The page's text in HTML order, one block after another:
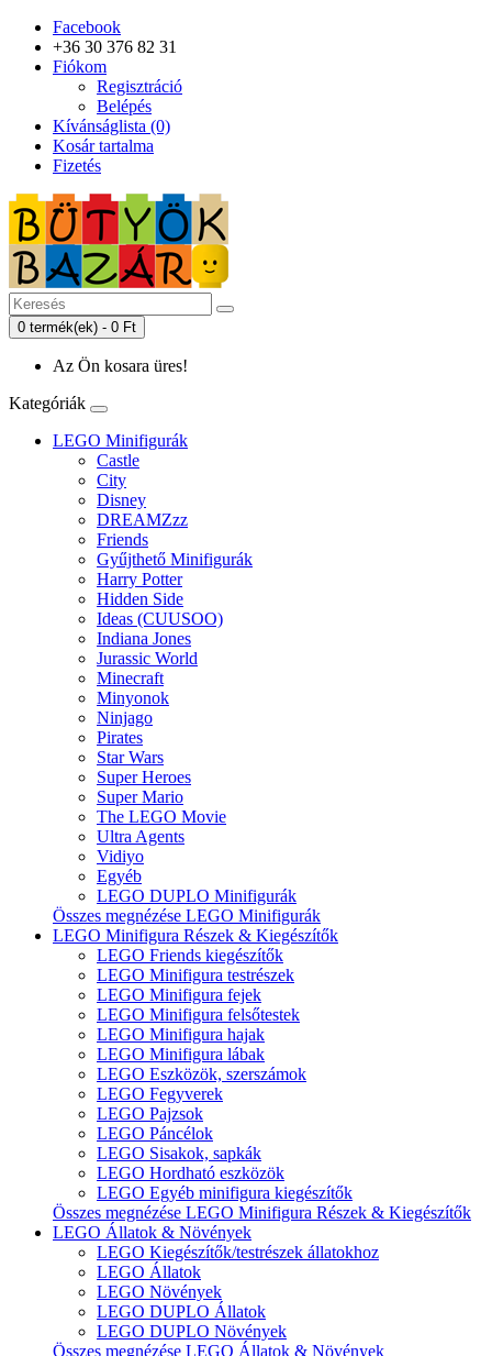
Facebook
+36 30 376 82 31
Fiókom
Regisztráció
Belépés
Kívánságlista (0)
Kosár tartalma
Fizetés
0 termék(ek) - 0 Ft
Az Ön kosara üres!
Kategóriák
LEGO Minifigurák
Castle
City
Disney
DREAMZzz
Friends
Gyűjthető Minifigurák
Harry Potter
Hidden Side
Ideas (CUUSOO)
Indiana Jones
Jurassic World
Minecraft
Minyonok
Ninjago
Pirates
Star Wars
Super Heroes
Super Mario
The LEGO Movie
Ultra Agents
Vidiyo
Egyéb
LEGO DUPLO Minifigurák
Összes megnézése LEGO Minifigurák
LEGO Minifigura Részek & Kiegészítők
LEGO Friends kiegészítők
LEGO Minifigura testrészek
LEGO Minifigura fejek
LEGO Minifigura felsőtestek
LEGO Minifigura hajak
LEGO Minifigura lábak
LEGO Eszközök, szerszámok
LEGO Fegyverek
LEGO Pajzsok
LEGO Páncélok
LEGO Sisakok, sapkák
LEGO Hordható eszközök
LEGO Egyéb minifigura kiegészítők
Összes megnézése LEGO Minifigura Részek & Kiegészítők
LEGO Állatok & Növények
LEGO Kiegészítők/testrészek állatokhoz
LEGO Állatok
LEGO Növények
LEGO DUPLO Állatok
LEGO DUPLO Növények
Összes megnézése LEGO Állatok & Növények